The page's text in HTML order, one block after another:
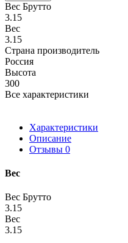
Вес Брутто
3.15
Вес
3.15
Страна производитель
Россия
Высота
300
Все характеристики
Характеристики
Описание
Отзывы 0
Вес
Вес Брутто
3.15
Вес
3.15